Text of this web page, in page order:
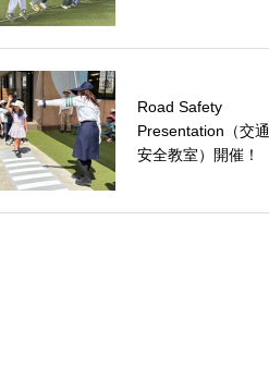
Road Safety
Presentation（交通
安全教室）開催！
The Fire Engine
and Fire Fighters
have come !